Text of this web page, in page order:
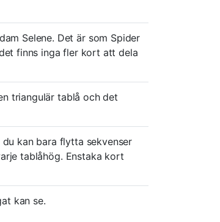
Selene. Det är som Spider
finns inga fler kort att dela
triangulär tablå och det
kan bara flytta sekvenser
tablåhög. Enstaka kort
kan se.